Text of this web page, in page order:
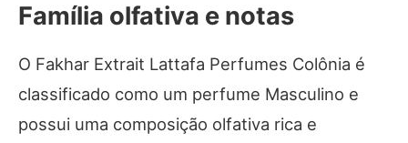
Família olfativa e notas
O Fakhar Extrait Lattafa Perfumes Colônia é
classificado como um perfume Masculino e
possui uma composição olfativa rica e